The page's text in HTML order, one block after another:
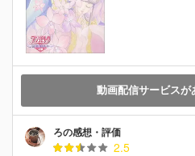
動画配信サービスが
ろの感想・評価
2.5